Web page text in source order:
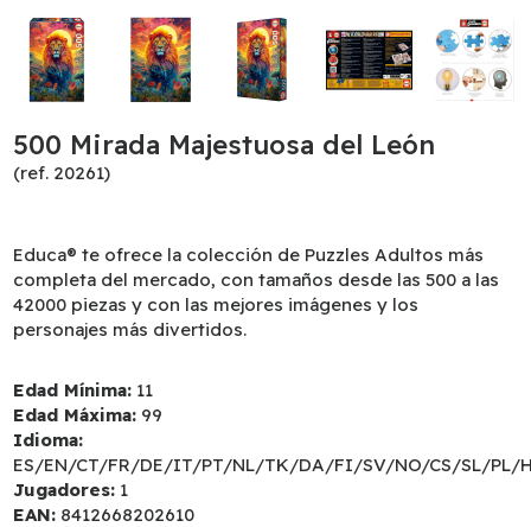
500 Mirada Majestuosa del León
(ref. 20261)
Educa® te ofrece la colección de Puzzles Adultos más
completa del mercado, con tamaños desde las 500 a las
42000 piezas y con las mejores imágenes y los
personajes más divertidos.
Edad Mínima: 11
Edad Máxima: 99
Idioma:
ES/EN/CT/FR/DE/IT/PT/NL/TK/DA/FI/SV/NO/CS/SL/PL/
Jugadores: 1
EAN: 8412668202610